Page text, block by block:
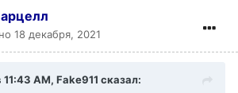
18 декабря, 2021
AM, Fake911 сказал: